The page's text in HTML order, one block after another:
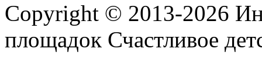
Copyright © 2013-2026
площадок Счастливое